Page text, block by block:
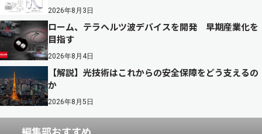
2026年8月3日
ローム、テラヘルツ波デバイスを開発 早期産業化を
目指す
2026年8月4日
【解説】光技術はこれからの安全保障をどう支えるの
か
2026年8月5日